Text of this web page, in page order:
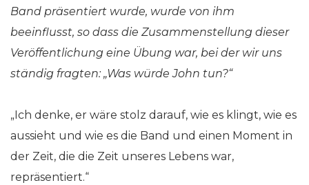
Band präsentiert wurde, wurde von ihm
beeinflusst, so dass die Zusammenstellung dieser
Veröffentlichung eine Übung war, bei der wir uns
ständig fragten: „Was würde John tun?“
„Ich denke, er wäre stolz darauf, wie es klingt, wie es
aussieht und wie es die Band und einen Moment in
der Zeit, die die Zeit unseres Lebens war,
repräsentiert.“